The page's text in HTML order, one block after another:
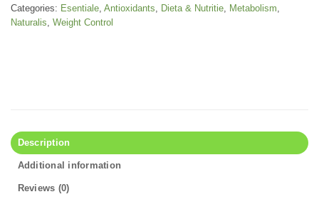
Categories: Esentiale Antioxidants Dieta & Nutritie Metabolism
Naturalis Weight Control
Description
Additional information
Reviews (0)